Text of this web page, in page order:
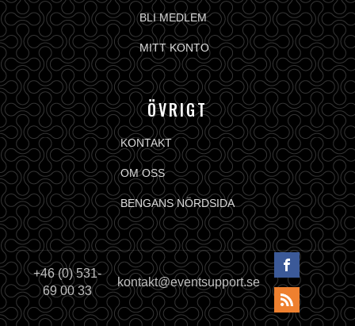
BLI MEDLEM
MITT KONTO
ÖVRIGT
KONTAKT
OM OSS
BENGANS NÖRDSIDA
+46 (0) 531-
69 00 33
kontakt@eventsupport.se